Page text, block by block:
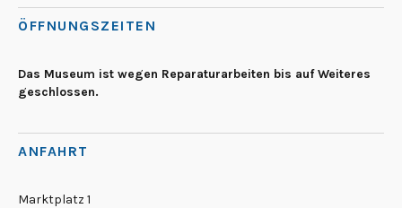
ÖFFNUNGSZEITEN
Das Museum ist wegen Reparaturarbeiten bis auf Weiteres
geschlossen.
ANFAHRT
Marktplatz 1